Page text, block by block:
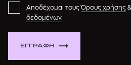
ΕΓΓΡΑΦΗ
Αποδέχομαι τουςΌρους χρήσης
δεδομένων.